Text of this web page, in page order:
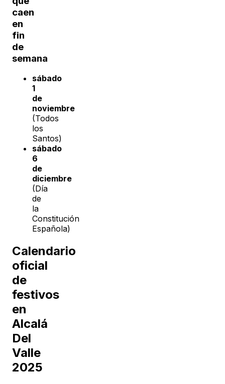
caen
en
fin
de
semana
sábado
1
de
noviembre
(Todos
los
Santos)
sábado
6
de
diciembre
(Día
de
la
Constitución
Española)
Calendario
oficial
de
festivos
en
Alcalá
Del
Valle
2025